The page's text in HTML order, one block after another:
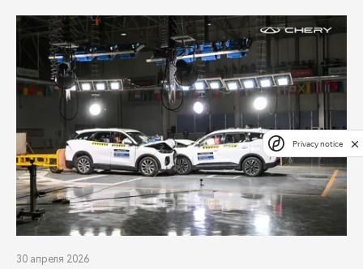
30 апреля 2026
Privacy notice